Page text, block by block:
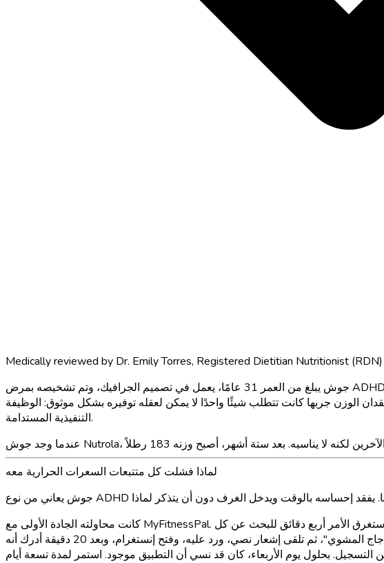
Medically reviewed by Dr. Emily Torres, Registered Dietitian Nutritionist (RDN)
جوش يبلغ من العمر 31 عامًا، يعمل في تصميم الجرافيك، وتم تشخيصه بمرض ADHD عندما كان في التاسعة عشر من عمره. لقد حاول فقدان الوزن أكثر من مرة مما يمكنه عدّه. كان يفهم السعرات الحرارية
الوزن جربها كانت تتطلب شيئًا واحدًا لا يمكن لعقله توفيره بشكل موثوق: الوظيفة
التنفيذية المستدامة.
لماذا فشلت كل متتبعات السعرات الحرارية معه
كانت محاولته الجادة الأولى مع MyFitnessPal. قام بتحميلها يوم الأحد وهو مليء بالحماس. صباح يوم الاثنين، سجل إفطاره: بيضتان، خبز محمص مع زبدة، قهوة مع حليب. استغرق الأمر أربع دقائق للبحث عن كل
عنصر، واختيار المدخل الصحيح، وضبط أحجام الحصص. بحلول الغداء يوم الثلاثاء، فتح التطبيق، وبدأ البحث عن "لفائف الدجاج المشوي"، ثم تلقى إشعار نصي، ورد عليه، وفتح إنستغرام، وبعد 20 دقيقة أدرك أنه